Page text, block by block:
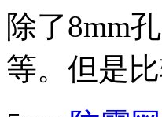
除了8mm孔
等。但是